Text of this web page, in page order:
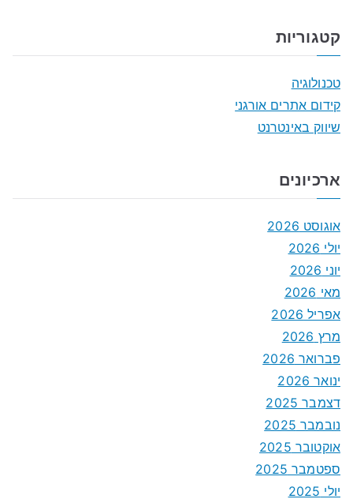
קטגוריות
טכנולוגיה
קידום אתרים אורגני
שיווק באינטרנט
ארכיונים
אוגוסט 2026
יולי 2026
יוני 2026
מאי 2026
אפריל 2026
מרץ 2026
פברואר 2026
ינואר 2026
דצמבר 2025
נובמבר 2025
אוקטובר 2025
ספטמבר 2025
יולי 2025